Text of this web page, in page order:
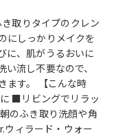
取りタイプのクレン
にしっかりメイクを
に、肌がうるおいに
流し不要なので、
ます。 【こんな時
■リビングでリラッ
のふき取り洗顔や角
ィラード・ウォー